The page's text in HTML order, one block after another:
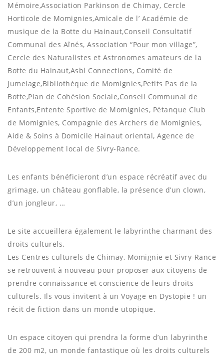
Mémoire,Association Parkinson de Chimay, Cercle
Horticole de Momignies,Amicale de l’ Académie de
musique de la Botte du Hainaut,Conseil Consultatif
Communal des Aînés, Association “Pour mon village”,
Cercle des Naturalistes et Astronomes amateurs de la
Botte du Hainaut,Asbl Connections, Comité de
Jumelage,Bibliothèque de Momignies,Petits Pas de la
Botte,Plan de Cohésion Sociale,Conseil Communal de
Enfants,Entente Sportive de Momignies, Pétanque Club
de Momignies, Compagnie des Archers de Momignies,
Aide & Soins à Domicile Hainaut oriental, Agence de
Développement local de Sivry-Rance.
Les enfants bénéficieront d’un espace récréatif avec du
grimage, un château gonflable, la présence d’un clown,
d’un jongleur, …
Le site accueillera également le labyrinthe charmant des
droits culturels.
Les Centres culturels de Chimay, Momignie et Sivry-Rance
se retrouvent à nouveau pour proposer aux citoyens de
prendre connaissance et conscience de leurs droits
culturels. Ils vous invitent à un Voyage en Dystopie ! un
récit de fiction dans un monde utopique.
Un espace citoyen qui prendra la forme d’un labyrinthe
de 200 m2, un monde fantastique où les droits culturels